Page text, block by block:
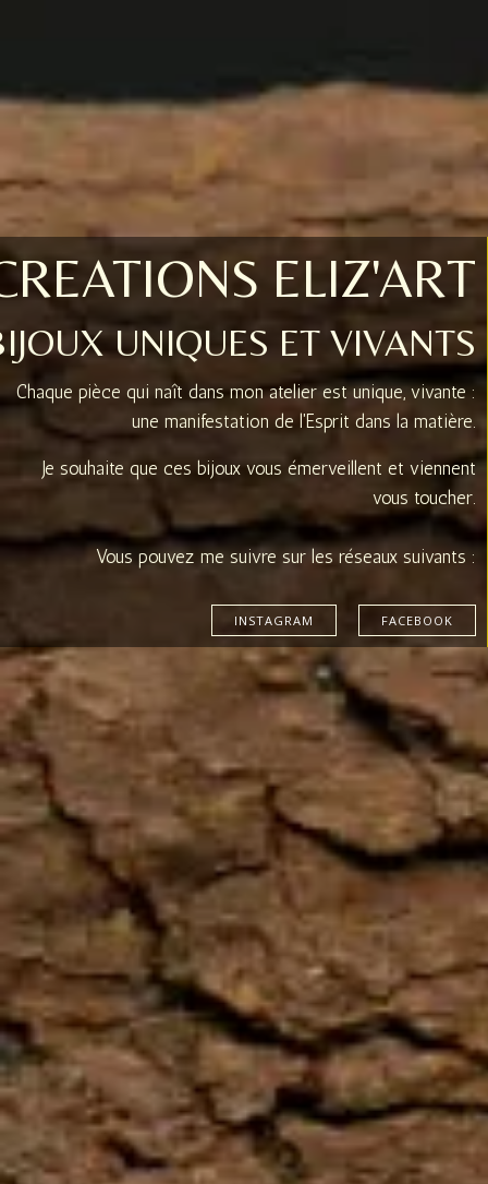
ELIZ'ART
UNIQUES ET VIVANTS
Chaque pièce qui naît dans mon atelier est unique, vivante :
une manifestation de l'Esprit dans la matière.
Je souhaite que ces bijoux vous émerveillent et viennent
vous toucher.
Vous pouvez me suivre sur les réseaux suivants :
INSTAGRAM FACEBOOK